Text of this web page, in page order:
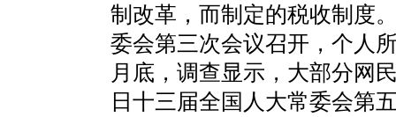
制改革，而制定的税收制度
委会第三次会议召开，个人
月底，调查显示，大部分网
日十三届全国人大常委会第